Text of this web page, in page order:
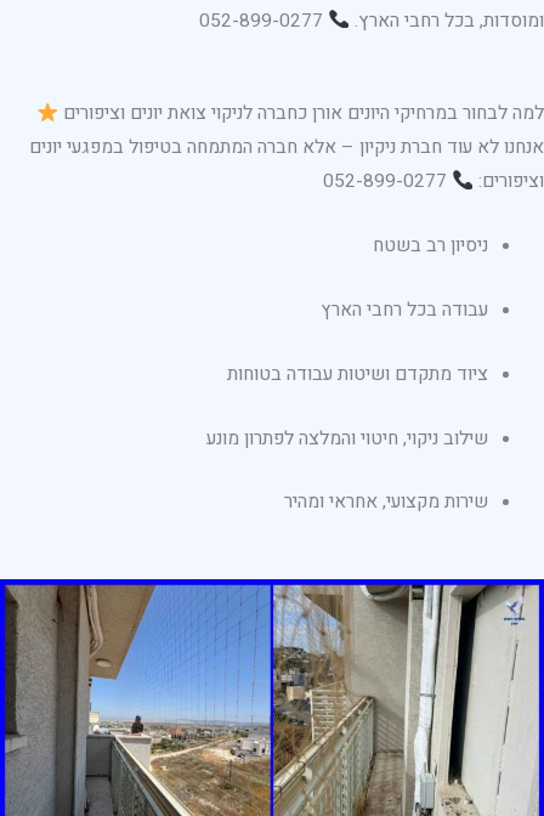
ומוסדות, בכל רחבי הארץ.
למה לבחור במרחיקי היונים אורן כחברה לניקוי צואת יונים וציפורים
אנחנו לא עוד חברת ניקיון – אלא חברה המתמחה בטיפול במפגעי יונים
וציפורים:
ניסיון רב בשטח
עבודה בכל רחבי הארץ
ציוד מתקדם ושיטות עבודה בטוחות
שילוב ניקוי, חיטוי והמלצה לפתרון מונע
שירות מקצועי, אחראי ומהיר